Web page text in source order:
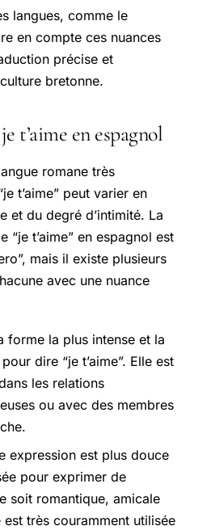
langues, comme le
en compte ces nuances
précise et
bretonne.
t’aime en espagnol
romane très
t’aime” peut varier en
et du degré d’intimité. La
“je t’aime” en espagnol est
mais il existe plusieurs
avec une nuance
forme la plus intense et la
dire “je t’aime”. Elle est
les relations
ou avec des membres
expression est plus douce
pour exprimer de
soit romantique, amicale
très couramment utilisée